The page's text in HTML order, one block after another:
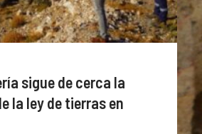
sigue de cerca la
la ley de tierras en